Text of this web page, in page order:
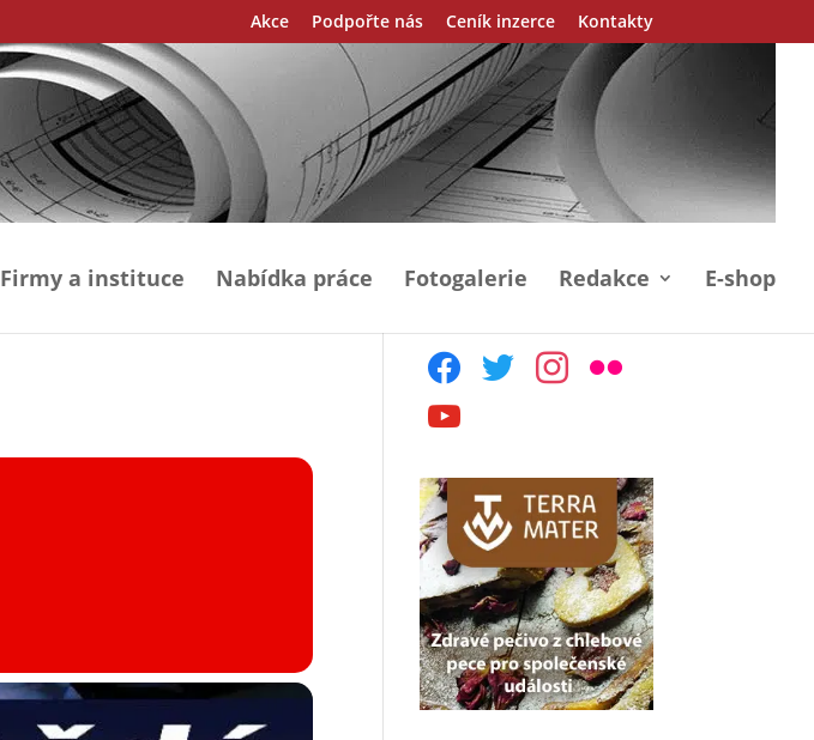
Akce Podpořte nás Ceník inzerce Kontakty
Firmy a instituce Nabídka práce Fotogalerie Redakce E-shop
facebooktwitter instagram
flickr
youtube